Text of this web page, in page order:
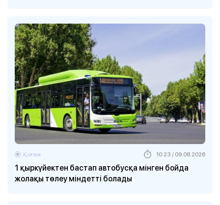
1 қыркүйектен бастап автобусқа мінген бойда
жолақы төлеу міндетті болады
Қоғам 10:23 / 09.08.2026